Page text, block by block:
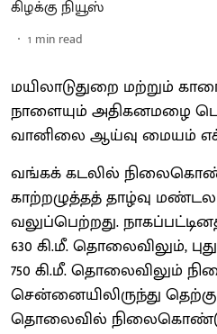
கிழக்கு நியூஸ்
1 min read
மயிலாடுதுறை மற்றும்
நாளையும் அதிகனமழை
வானிலை ஆய்வு மையம்
வங்கக் கடலில்
காற்றழுத்தத் தாழ்வு
வலுப்பெற்றது.
630 கி.மீ. தொலைவிலும்,
750 கி.மீ. தொலைவிலும்
சென்னையிலிருந்து தெற்கு
தொலைவில்